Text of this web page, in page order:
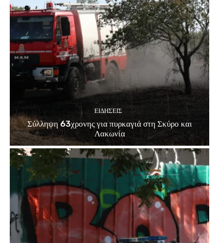
ΕΙΔΗΣΕΙΣ
Σύλληψη 63χρονης για πυρκαγιά στη Σκύρο και
Λακωνία